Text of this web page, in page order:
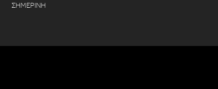
ΣΗΜΕΡΙΝΗ